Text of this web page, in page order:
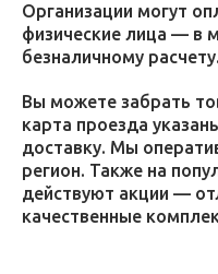
Организации могут
физические лица — в
безналичному расчету.
Вы можете забрать
карта проезда
доставку. Мы
регион. Также на
действуют акции —
качественные